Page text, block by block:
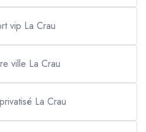
vip La Crau
ville La Crau
La Crau